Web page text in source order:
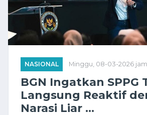
NASIONAL Minggu, 08-03-2026 jam
BGN Ingatkan SPPG
Langsung Reaktif
Narasi Liar ...